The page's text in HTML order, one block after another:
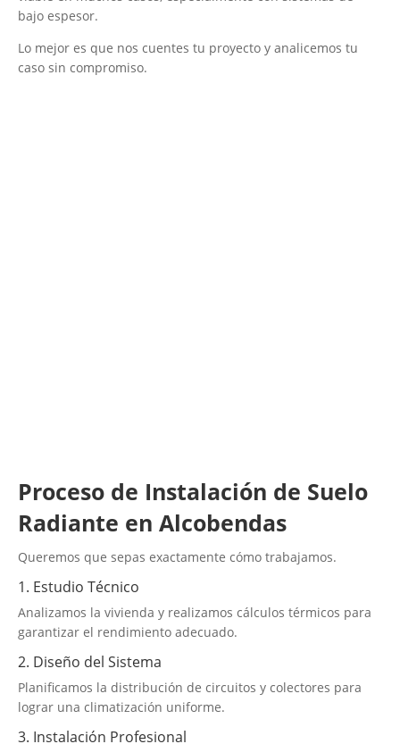
bajo espesor.
Lo mejor es que nos cuentes tu proyecto y analicemos tu
caso sin compromiso.
Proceso de Instalación de Suelo
Radiante en Alcobendas
Queremos que sepas exactamente cómo trabajamos.
1. Estudio Técnico
Analizamos la vivienda y realizamos cálculos térmicos para
garantizar el rendimiento adecuado.
2. Diseño del Sistema
Planificamos la distribución de circuitos y colectores para
lograr una climatización uniforme.
3. Instalación Profesional